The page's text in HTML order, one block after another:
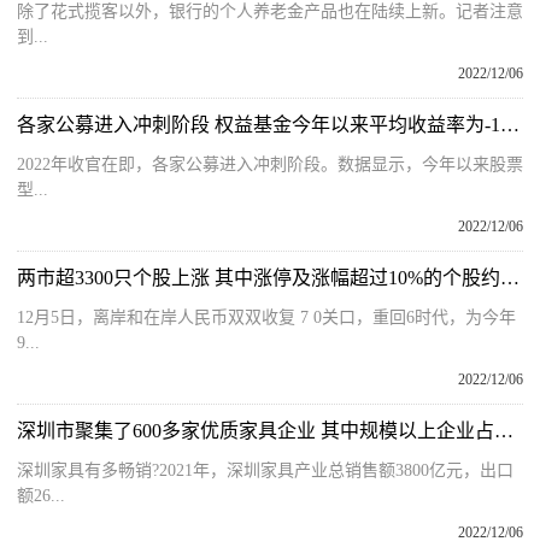
除了花式揽客以外，银行的个人养老金产品也在陆续上新。记者注意
到...
2022/12/06
各家公募进入冲刺阶段 权益基金今年以来平均收益率为-15.48%
2022年收官在即，各家公募进入冲刺阶段。数据显示，今年以来股票
型...
2022/12/06
两市超3300只个股上涨 其中涨停及涨幅超过10%的个股约60家
12月5日，离岸和在岸人民币双双收复 7 0关口，重回6时代，为今年
9...
2022/12/06
深圳市聚集了600多家优质家具企业 其中规模以上企业占比90%
深圳家具有多畅销?2021年，深圳家具产业总销售额3800亿元，出口
额26...
2022/12/06